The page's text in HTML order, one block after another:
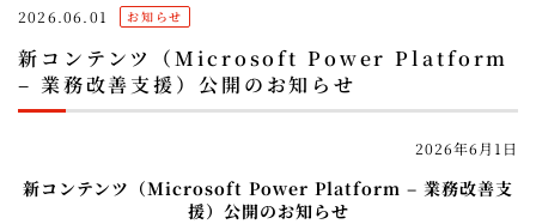
2026.06.01 お知らせ
新コンテンツ（Microsoft Power Platform
– 業務改善支援）公開のお知らせ
2026年6月1日
新コンテンツ（Microsoft Power Platform – 業務改善支
援）公開のお知らせ